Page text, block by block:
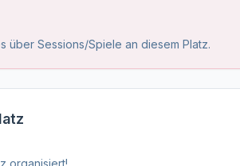
über Sessions/Spiele an diesem Platz.
organisiert!